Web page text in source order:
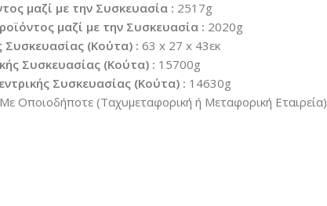
μαζί με την Συσκευασία : 2517g
μαζί με την Συσκευασία : 2020g
Συσκευασίας (Κούτα) : 63 x 27 x 43εκ
Συσκευασίας (Κούτα) : 15700g
Συσκευασίας (Κούτα) : 14630g
Με Οποιοδήποτε (Ταχυμεταφορική ή Μεταφορική Εταιρεία)